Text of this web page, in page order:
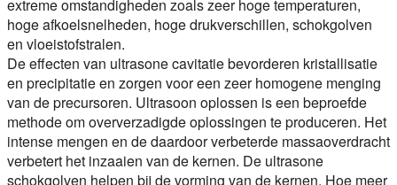
extreme omstandigheden zoals zeer hoge temperaturen,
hoge afkoelsnelheden, hoge drukverschillen, schokgolven
en vloeistofstralen.
De effecten van ultrasone cavitatie bevorderen kristallisatie
en precipitatie en zorgen voor een zeer homogene menging
van de precursoren. Ultrasoon oplossen is een beproefde
methode om oververzadigde oplossingen te produceren. Het
intense mengen en de daardoor verbeterde massaoverdracht
verbetert het inzaaien van de kernen. De ultrasone
schokgolven helpen bij de vorming van de kernen. Hoe meer